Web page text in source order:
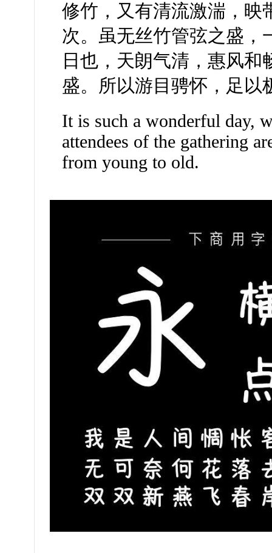
修竹，又有清流激湍，映
次。虽无丝竹管弦之盛，
日也，天朗气清，惠风
盛。所以游目骋怀，足以
It is such a wonderful day,
attendees of the gathering
from young to old.